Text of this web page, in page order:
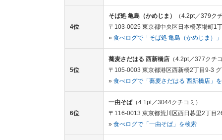
4位
そば処 亀島（かめじま）
（4.2pt／379ク
〒103-0025 東京都中央区日本橋茅場町1
» 食べログで「そば処 亀島（かめじま）
5位
蕎麦さだはる 西新橋店 （4.2pt／377クチ
〒105-0003 東京都港区西新橋2丁目9-3
» 食べログで「蕎麦さだはる 西新橋店」
6位
一由そば（4.1pt／3044クチコミ）
〒116-0013 東京都荒川区西日暮里2丁目
» 食べログで「一由そば」を検索